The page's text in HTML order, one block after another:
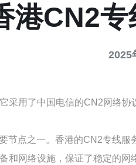
港CN2
2025
采用了中国电信的CN2网络
点之一。香港的CN2专线服
网络设施，保证了稳定的网